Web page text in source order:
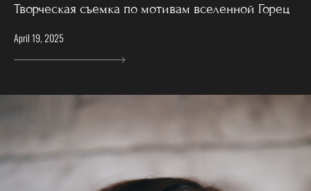
Творческая съемка по мотивам вселенной Горец
April 19, 2025